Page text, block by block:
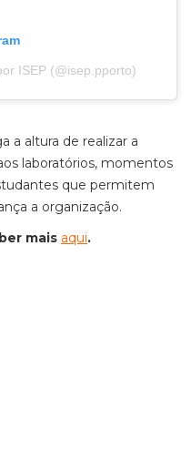
ISEP (@isep.pporto)
a altura de realizar a
laboratórios, momentos
que permitem
a organização.
mais aqui.